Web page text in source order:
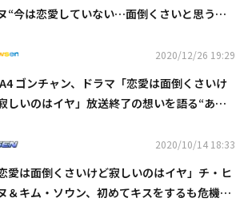
“今は恋愛していない…面倒くさいと思う時
2020/12/26 19:29
ゴンチャン、ドラマ「恋愛は面倒くさいけ
しいのはイヤ」放送終了の想いを語る“あり
2020/10/14 18:33
恋愛は面倒くさいけど寂しいのはイヤ」チ・ヒ
＆キム・ソウン、初めてキスをするも危機が